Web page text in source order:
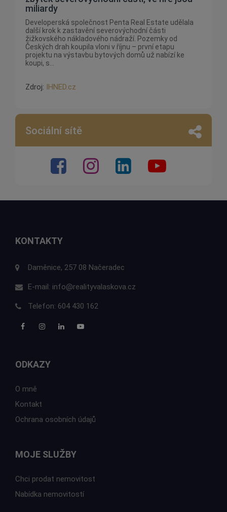
miliardy
Developerská společnost Penta Real Estate udělala
další krok k zastavění severovýchodní části
žižkovského nákladového nádraží. Pozemky od
Českých drah koupila vloni v říjnu – první etapu
projektu na výstavbu bytových domů už nabízí ke
koupi, s...
Zdroj: IHNED.cz
Sociální sítě
KONTAKTY
Daměnice, 257 08 Načeradec
E-mail: info@realityvalaskova.cz
Telefon: 604 430 162
ODKAZY
O mně
Kontakt
Ochrana osobních údajů
MOJE SLUŽBY
Chci prodat nemovitost
Nabídka nemovitostí